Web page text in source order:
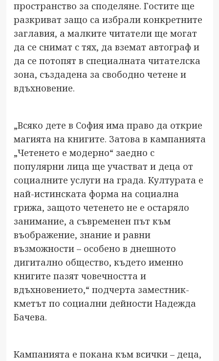
пространство за споделяне. Гостите ще
разкриват защо са избрали конкретните
заглавия, а малките читатели ще могат
да се снимат с тях, да вземат автограф и
да се потопят в специалната читателска
зона, създадена за свободно четене и
вдъхновение.
„Всяко дете в София има право да открие
магията на книгите. Затова в кампанията
„Четенето е модерно“ заедно с
популярни лица ще участват и деца от
социалните услуги на града. Културата е
най-истинската форма на социална
грижа, защото четенето не е остаряло
занимание, а съвременен път към
въображение, знание и равни
възможности – особено в днешното
дигитално общество, където именно
книгите пазят човечността и
вдъхновението,“ подчерта заместник-
кметът по социални дейности Надежда
Бачева.
Кампанията е покана към всички – деца,